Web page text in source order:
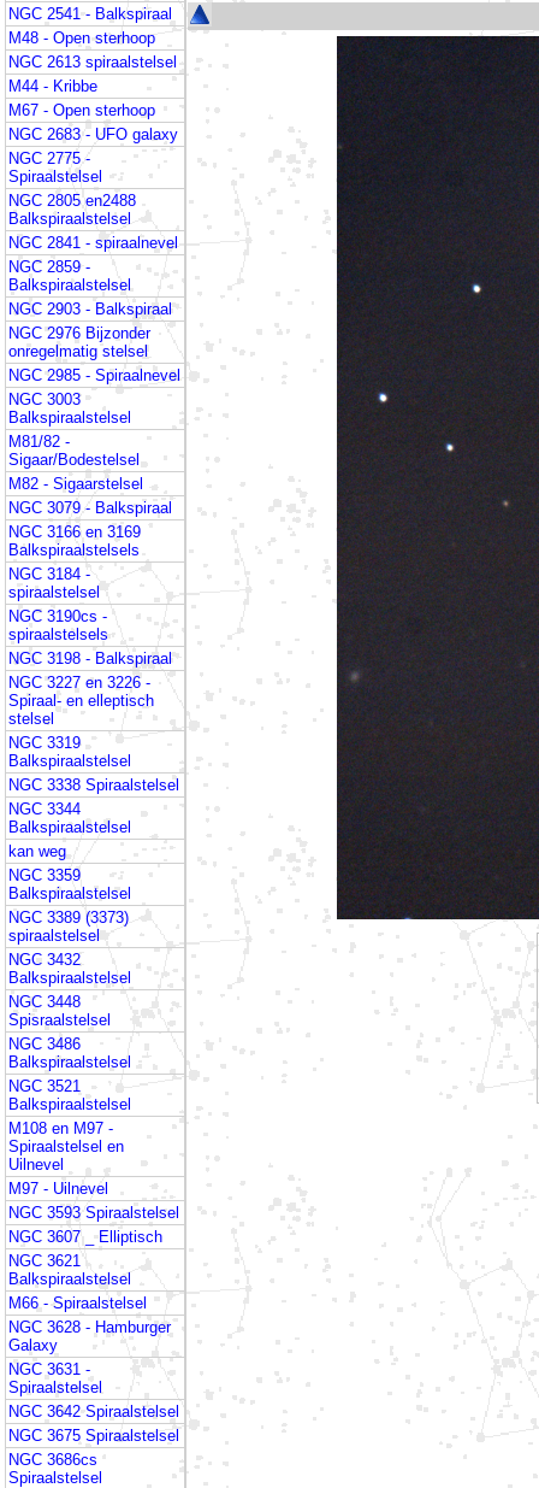
NGC 2541 - Balkspiraal
M48 - Open sterhoop
NGC 2613 spiraalstelsel
M44 - Kribbe
M67 - Open sterhoop
NGC 2683 - UFO galaxy
NGC 2775 -
Spiraalstelsel
NGC 2805 en2488
Balkspiraalstelsel
NGC 2841 - spiraalnevel
NGC 2859 -
Balkspiraalstelsel
NGC 2903 - Balkspiraal
NGC 2976 Bijzonder
onregelmatig stelsel
NGC 2985 - Spiraalnevel
NGC 3003
Balkspiraalstelsel
M81/82 -
Sigaar/Bodestelsel
M82 - Sigaarstelsel
NGC 3079 - Balkspiraal
NGC 3166 en 3169
Balkspiraalstelsels
NGC 3184 -
spiraalstelsel
NGC 3190cs -
spiraalstelsels
NGC 3198 - Balkspiraal
NGC 3227 en 3226 -
Spiraal- en elleptisch
stelsel
NGC 3319
Balkspiraalstelsel
NGC 3338 Spiraalstelsel
NGC 3344
Balkspiraalstelsel
kan weg
NGC 3359
Balkspiraalstelsel
NGC 3389 (3373)
spiraalstelsel
NGC 3432
Balkspiraalstelsel
NGC 3448
Spisraalstelsel
NGC 3486
Balkspiraalstelsel
NGC 3521
Balkspiraalstelsel
M108 en M97 -
Spiraalstelsel en
Uilnevel
M97 - Uilnevel
NGC 3593 Spiraalstelsel
NGC 3607 _ Elliptisch
NGC 3621
Balkspiraalstelsel
M66 - Spiraalstelsel
NGC 3628 - Hamburger
Galaxy
NGC 3631 -
Spiraalstelsel
NGC 3642 Spiraalstelsel
NGC 3675 Spiraalstelsel
NGC 3686cs
Spiraalstelsel